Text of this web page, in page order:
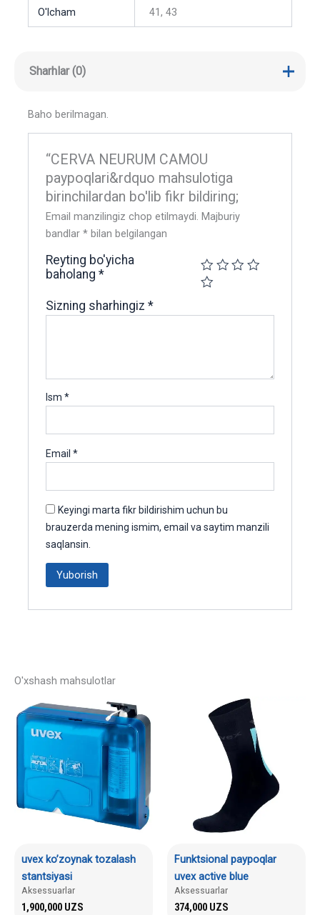
O'lcham 41, 43
Sharhlar (0)
Baho berilmagan.
“CERVA NEURUM CAMOU
paypoqlari&rdquo mahsulotiga
birinchilardan bo'lib fikr bildiring;
Email manzilingiz chop etilmaydi. Majburiy
bandlar* bilan belgilangan
Reyting bo'yicha
baholang*
Sizning sharhingiz*
Ism*
Email*
Keyingi marta fikr bildirishim uchun bu
brauzerda mening ismim, email va saytim manzili
saqlansin.
O'xshash mahsulotlar
uvex ko’zoynak tozalash
stantsiyasi
Aksessuarlar
1,900,000 UZS
Funktsional paypoqlar
uvex active blue
Aksessuarlar
374,000 UZS